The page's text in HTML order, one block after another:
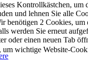
Kontrollkästchen, um
und lehnen Sie alle
benötigen 2 Cookies, um
werden Sie erneut
oder einen neuen Tab
wichtige Website-